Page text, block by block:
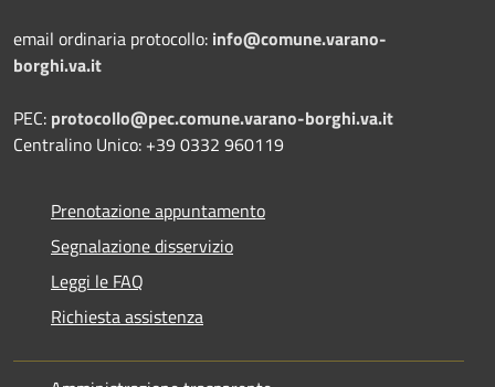
email ordinaria protocollo: info@comune.varano-
borghi.va.it
PEC: protocollo@pec.comune.varano-borghi.va.it
Centralino Unico: +39 0332 960119
Prenotazione appuntamento
Segnalazione disservizio
Leggi le FAQ
Richiesta assistenza